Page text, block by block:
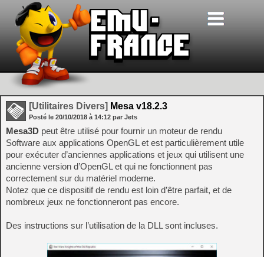
[Utilitaires Divers] Mesa v18.2.3
Posté le 20/10/2018 à 14:12 par Jets
Mesa3D peut être utilisé pour fournir un moteur de rendu
Software aux applications OpenGL et est particulièrement utile
pour exécuter d’anciennes applications et jeux qui utilisent une
ancienne version d’OpenGL et qui ne fonctionnent pas
correctement sur du matériel moderne.
Notez que ce dispositif de rendu est loin d’être parfait, et de
nombreux jeux ne fonctionneront pas encore.
Des instructions sur l’utilisation de la DLL sont incluses.